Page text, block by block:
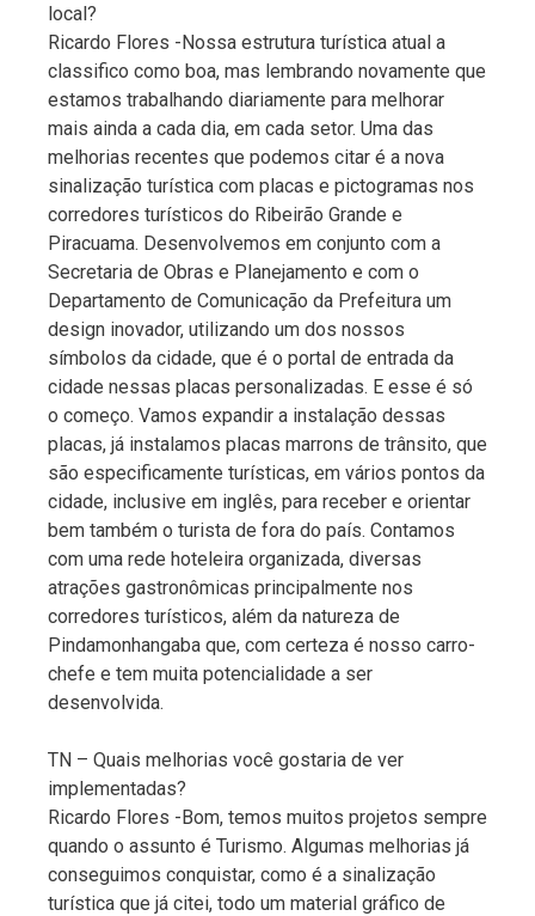
local?
Ricardo Flores -Nossa estrutura turística atual a
classifico como boa, mas lembrando novamente que
estamos trabalhando diariamente para melhorar
mais ainda a cada dia, em cada setor. Uma das
melhorias recentes que podemos citar é a nova
sinalização turística com placas e pictogramas nos
corredores turísticos do Ribeirão Grande e
Piracuama. Desenvolvemos em conjunto com a
Secretaria de Obras e Planejamento e com o
Departamento de Comunicação da Prefeitura um
design inovador, utilizando um dos nossos
símbolos da cidade, que é o portal de entrada da
cidade nessas placas personalizadas. E esse é só
o começo. Vamos expandir a instalação dessas
placas, já instalamos placas marrons de trânsito, que
são especificamente turísticas, em vários pontos da
cidade, inclusive em inglês, para receber e orientar
bem também o turista de fora do país. Contamos
com uma rede hoteleira organizada, diversas
atrações gastronômicas principalmente nos
corredores turísticos, além da natureza de
Pindamonhangaba que, com certeza é nosso carro-
chefe e tem muita potencialidade a ser
desenvolvida.
TN – Quais melhorias você gostaria de ver
implementadas?
Ricardo Flores -Bom, temos muitos projetos sempre
quando o assunto é Turismo. Algumas melhorias já
conseguimos conquistar, como é a sinalização
turística que já citei, todo um material gráfico de